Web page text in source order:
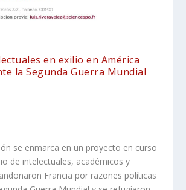
en exilio en América
la Segunda Guerra Mundial
se enmarca en un proyecto en curso
de intelectuales, académicos y
Francia por razones políticas